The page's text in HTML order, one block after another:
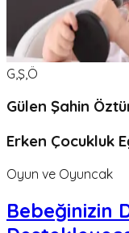
G,Ş,Ö
Gülen Şahin
Erken Çocukluk
Oyun ve Oyuncak
Bebeğinizin